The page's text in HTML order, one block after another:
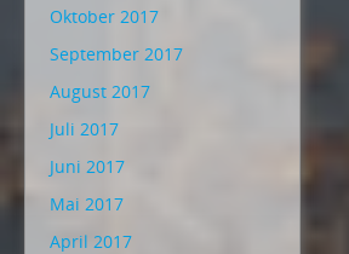
Oktober 2017
September 2017
August 2017
Juli 2017
Juni 2017
Mai 2017
April 2017